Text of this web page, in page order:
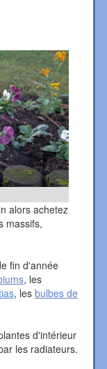
alors achetez
massifs,
fin d'année
, les
, les bulbes de
d'intérieur
les radiateurs.